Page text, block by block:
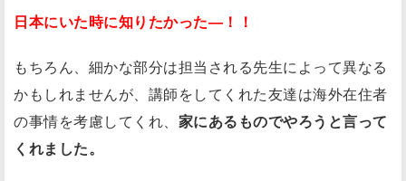
日本にいた時に知りたかった―！！
もちろん、細かな部分は担当される先生によって異なる
かもしれませんが、講師をしてくれた友達は海外在住者
の事情を考慮してくれ、 家にあるものでやろうと言って
くれました。